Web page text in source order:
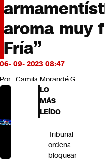
CNN tiempo
Opinión
aroma muy
Fría”
06- 09- 2023 08:47
Por Camila Morandé G.
LO
MÁS
LEÍDO
Tribunal
ordena
bloquear